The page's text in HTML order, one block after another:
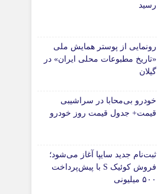
رسید
رونمایی از پوستر همایش ملی
«تاریخ مطبوعات محلی ایران» در
گیلان
خودرو بی‌محابا در سراشیبی
قیمت+ جدول قیمت روز خودرو
ثبت‌نام جدید سایپا آغاز می‌شود؛
فروش کوئیک S با پیش‌پرداخت
۵۰۰ میلیونی